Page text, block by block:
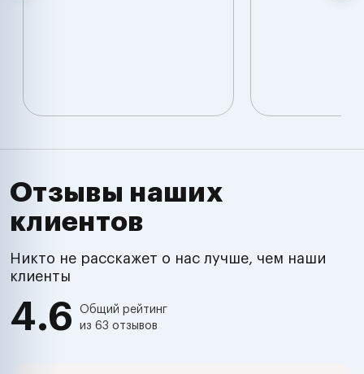
Отзывы наших
клиентов
Никто не расскажет о нас лучше, чем наши
клиенты
4.6
Общий рейтинг
из 63 отзывов